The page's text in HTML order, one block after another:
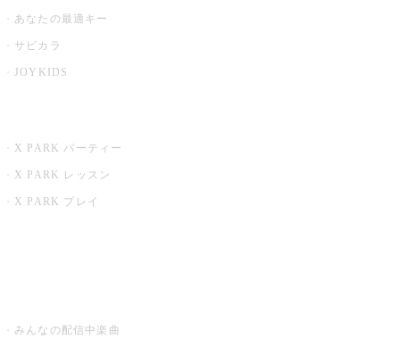
あなたの最適キー
サビカラ
JOYKIDS
X PARK パーティー
X PARK レッスン
X PARK プレイ
みんなの配信中楽曲